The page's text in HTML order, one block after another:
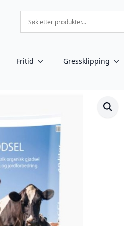
Fritid Gressklipping